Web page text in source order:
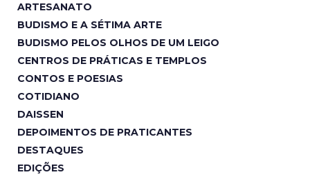
ARTESANATO
BUDISMO E A SÉTIMA ARTE
BUDISMO PELOS OLHOS DE UM LEIGO
CENTROS DE PRÁTICAS E TEMPLOS
CONTOS E POESIAS
COTIDIANO
DAISSEN
DEPOIMENTOS DE PRATICANTES
DESTAQUES
EDIÇÕES